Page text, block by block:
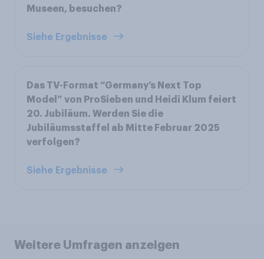
Museen, besuchen?
Siehe Ergebnisse
Das TV-Format “Germany’s Next Top
Model” von ProSieben und Heidi Klum feiert
20. Jubiläum. Werden Sie die
Jubiläumsstaffel ab Mitte Februar 2025
verfolgen?
Siehe Ergebnisse
Weitere Umfragen anzeigen